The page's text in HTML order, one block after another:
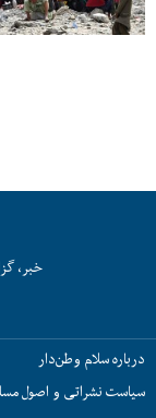
خبر،
درباره سلام وطن‌دار
سیاست نشراتی و اصول